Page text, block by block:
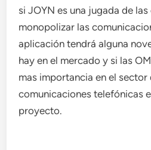
si JOYN es una jugada de
monopolizar las
aplicación tendrá alguna
hay en el mercado y si las
mas importancia en el sector
comunicaciones telefónicas
proyecto.